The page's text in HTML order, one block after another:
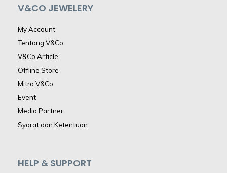
V&CO JEWELERY
My Account
Tentang V&Co
V&Co Article
Offline Store
Mitra V&Co
Event
Media Partner
Syarat dan Ketentuan
HELP & SUPPORT